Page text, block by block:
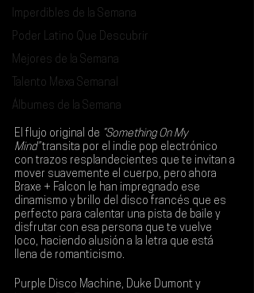
Imperdibles de la Semana
Poder Latino Que Descubrir
Mejores de la Semana
Talento Mexa Semanal
Álbumes de la Semana
El flujo original de “Something On My
Mind” transita por el indie pop electrónico
con trazos resplandecientes que te invitan a
mover suavemente el cuerpo, pero ahora
Braxe + Falcon le han impregnado ese
dinamismo y brillo del disco francés que es
perfecto para calentar una pista de baile y
disfrutar con esa persona que te vuelve
loco, haciendo alusión a la letra que está
llena de romanticismo.
Purple Disco Machine, Duke Dumont y